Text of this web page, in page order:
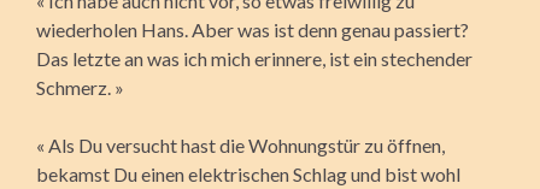
wiederholen Hans. Aber was ist denn genau passiert?
Das letzte an was ich mich erinnere, ist ein stechender
Schmerz. »
« Als Du versucht hast die Wohnungstür zu öffnen,
bekamst Du einen elektrischen Schlag und bist wohl